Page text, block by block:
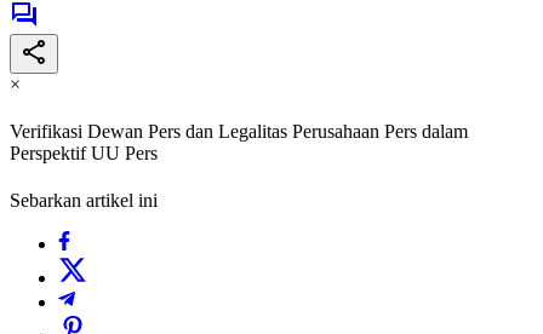
×
Verifikasi Dewan Pers dan Legalitas Perusahaan Pers dalam
Perspektif UU Pers
Sebarkan artikel ini